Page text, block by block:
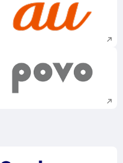
新規ウィンドウで
新規ウィンドウで